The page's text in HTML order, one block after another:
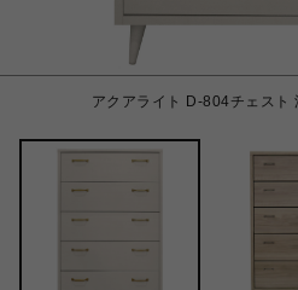
アクアライト D-804チェスト